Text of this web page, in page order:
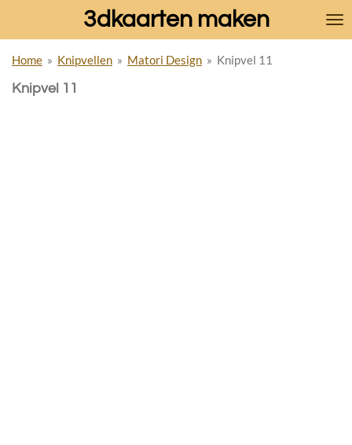
de
hoofdinhoud
3dkaarten maken
Home » Knipvellen » Matori Design » Knipvel 11
Knipvel 11